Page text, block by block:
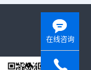
在线咨询